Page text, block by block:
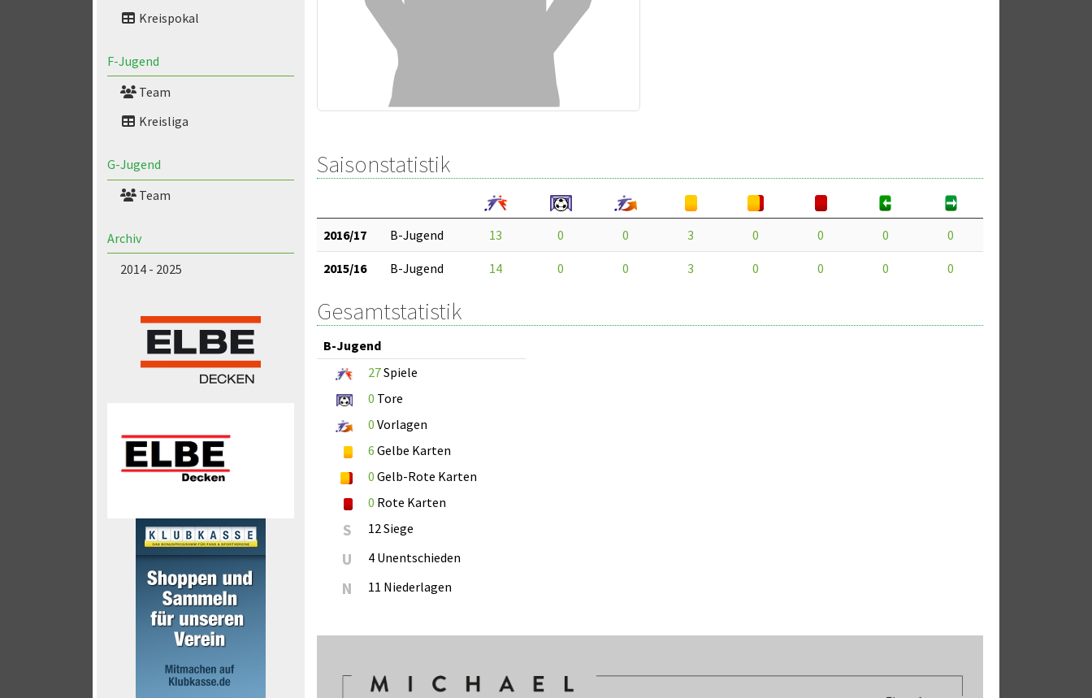
Kreispokal
F-Jugend
Team
Kreisliga
G-Jugend
Team
Archiv
2014 - 2025
Saisonstatistik
2016/17 B-Jugend 13 0 0 3 0 0 0 0
2015/16 B-Jugend 14 0 0 3 0 0 0 0
Gesamtstatistik
B-Jugend
27Spiele
0 Tore
0 Vorlagen
6 Gelbe Karten
0 Gelb-Rote Karten
0 Rote Karten
S 12 Siege
U 4 Unentschieden
N 11 Niederlagen